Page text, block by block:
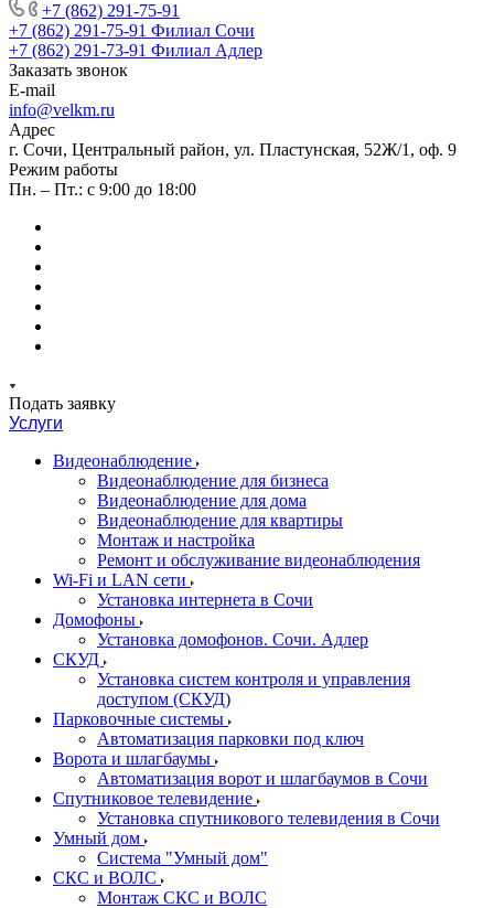
+7 (862) 291-75-91
+7 (862) 291-75-91 Филиал Сочи
+7 (862) 291-73-91 Филиал Адлер
Заказать звонок
E-mail
info@velkm.ru
Адрес
г. Сочи, Центральный район, ул. Пластунская, 52Ж/1, оф. 9
Режим работы
Пн. – Пт.: с 9:00 до 18:00
Подать заявку
Услуги
Видеонаблюдение
Видеонаблюдение для бизнеса
Видеонаблюдение для дома
Видеонаблюдение для квартиры
Монтаж и настройка
Ремонт и обслуживание видеонаблюдения
Wi-Fi и LAN сети
Установка интернета в Сочи
Домофоны
Установка домофонов. Сочи. Адлер
СКУД
Установка систем контроля и управления
доступом (СКУД)
Парковочные системы
Автоматизация парковки под ключ
Ворота и шлагбаумы
Автоматизация ворот и шлагбаумов в Сочи
Спутниковое телевидение
Установка спутникового телевидения в Сочи
Умный дом
Система "Умный дом"
СКС и ВОЛС
Монтаж СКС и ВОЛС